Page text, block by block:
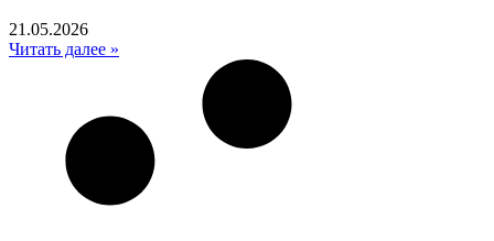
21.05.2026
Читать далее »